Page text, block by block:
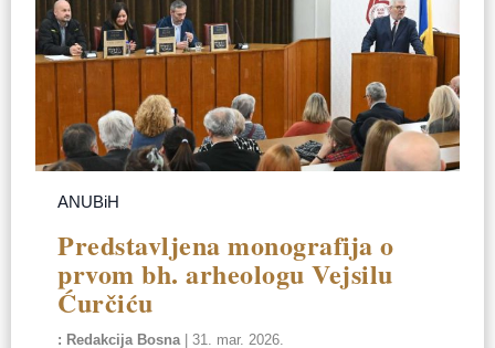
ANUBiH
Predstavljena monografija o
prvom bh. arheologu Vejsilu
Ćurčiću
Redakcija Bosna|31. mar. 2026.